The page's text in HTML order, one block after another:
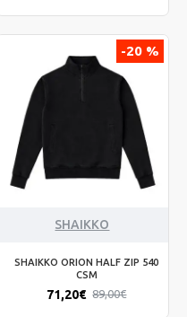
-20 %
SHAIKKO
SHAIKKO ORION HALF ZIP 540
CSM
71,20€ 89,00€